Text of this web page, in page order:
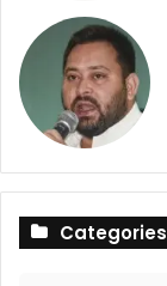
Categories